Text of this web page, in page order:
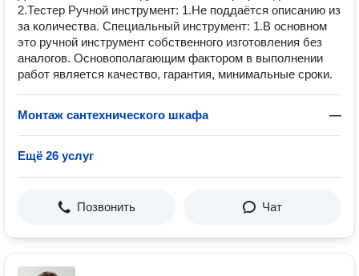
2.Тестер Ручной инструмент: 1.Не поддаётся описанию из
за количества. Специальный инструмент: 1.В основном
это ручной инструмент собственного изготовления без
аналогов. Основополагающим фактором в выполнении
работ является качество, гарантия, минимальные сроки.
Монтаж сантехнического шкафа —
Ещё 26 услуг
Позвонить Чат